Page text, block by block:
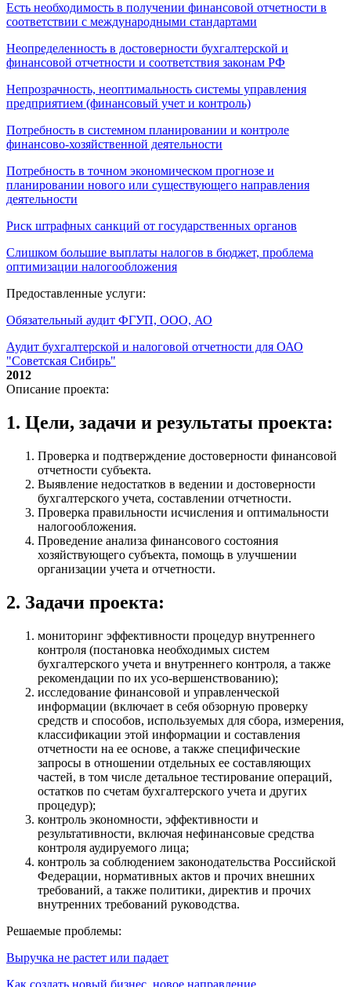
Есть необходимость в получении финансовой отчетности в
соответствии с международными стандартами
Неопределенность в достоверности бухгалтерской и
финансовой отчетности и соответствия законам РФ
Непрозрачность, неоптимальность системы управления
предприятием (финансовый учет и контроль)
Потребность в системном планировании и контроле
финансово-хозяйственной деятельности
Потребность в точном экономическом прогнозе и
планировании нового или существующего направления
деятельности
Риск штрафных санкций от государственных органов
Слишком большие выплаты налогов в бюджет, проблема
оптимизации налогообложения
Предоставленные услуги:
Обязательный аудит ФГУП, ООО, АО
Аудит бухгалтерской и налоговой отчетности для ОАО
"Советская Сибирь"
2012
Описание проекта:
1. Цели, задачи и результаты проекта:
Проверка и подтверждение достоверности финансовой
отчетности субъекта.
Выявление недостатков в ведении и достоверности
бухгалтерского учета, составлении отчетности.
Проверка правильности исчисления и оптимальности
налогообложения.
Проведение анализа финансового состояния
хозяйствующего субъекта, помощь в улучшении
организации учета и отчетности.
2. Задачи проекта:
мониторинг эффективности процедур внутреннего
контроля (постановка необходимых систем
бухгалтерского учета и внутреннего контроля, а также
рекомендации по их усо-вершенствованию);
исследование финансовой и управленческой
информации (включает в себя обзорную проверку
средств и способов, используемых для сбора, измерения,
классификации этой информации и составления
отчетности на ее основе, а также специфические
запросы в отношении отдельных ее составляющих
частей, в том числе детальное тестирование операций,
остатков по счетам бухгалтерского учета и других
процедур);
контроль экономности, эффективности и
результативности, включая нефинансовые средства
контроля аудируемого лица;
контроль за соблюдением законодательства Российской
Федерации, нормативных актов и прочих внешних
требований, а также политики, директив и прочих
внутренних требований руководства.
Решаемые проблемы:
Выручка не растет или падает
Как создать новый бизнес, новое направление